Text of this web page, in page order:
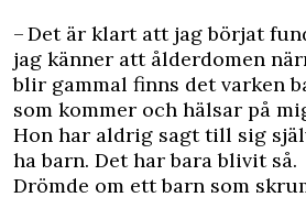
– Det är klart att jag börjat
jag känner att ålderdomen
blir gammal finns det varken
som kommer och hälsar på
Hon har aldrig sagt till sig
ha barn. Det har bara blivit så.
Drömde om ett barn som